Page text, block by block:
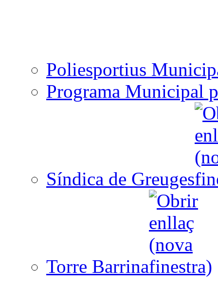
Poliesportius
Programa Municipal
Síndica de Greuges
Torre Barrina